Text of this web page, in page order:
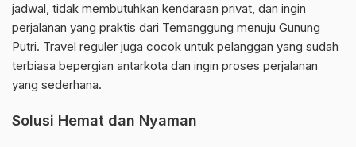
jadwal, tidak membutuhkan kendaraan privat, dan ingin
perjalanan yang praktis dari Temanggung menuju Gunung
Putri. Travel reguler juga cocok untuk pelanggan yang sudah
terbiasa bepergian antarkota dan ingin proses perjalanan
yang sederhana.
Solusi Hemat dan Nyaman